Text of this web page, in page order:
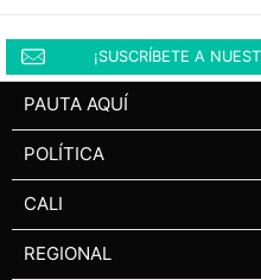
¡SUSCRÍBETE A
PAUTA AQUÍ
POLÍTICA
CALI
REGIONAL